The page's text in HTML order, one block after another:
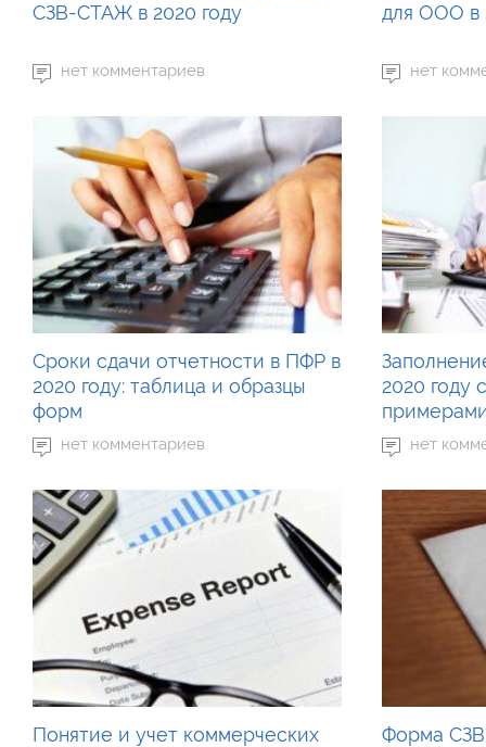
СЗВ-СТАЖ в 2020 году
нет комментариев
для ООО в
нет
Сроки сдачи отчетности в ПФР в
2020 году: таблица и образцы
форм
нет комментариев
2020 году
нет
Понятие и учет коммерческих
Форма